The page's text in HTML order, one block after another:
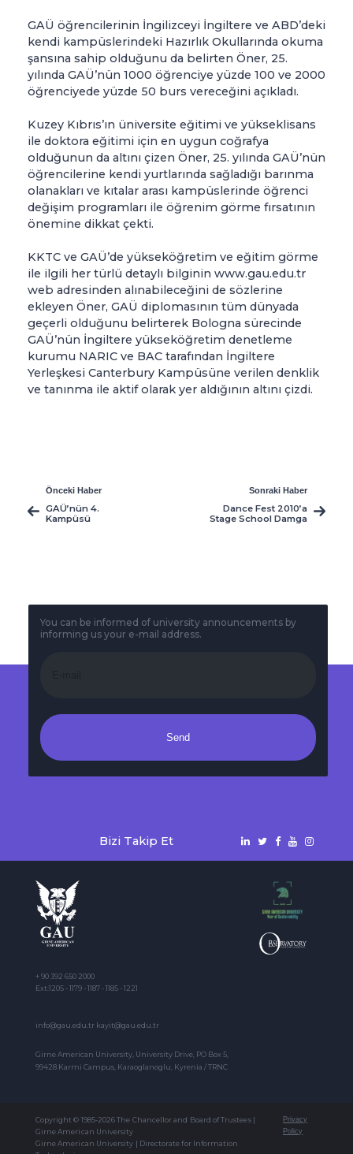
GAÜ öğrencilerinin İngilizceyi İngiltere ve ABD’deki
kendi kampüslerindeki Hazırlık Okullarında okuma
şansına sahip olduğunu da belirten Öner, 25.
yılında GAÜ’nün 1000 öğrenciye yüzde 100 ve 2000
öğrenciyede yüzde 50 burs vereceğini açıkladı.
Kuzey Kıbrıs’ın üniversite eğitimi ve yükseklisans
ile doktora eğitimi için en uygun coğrafya
olduğunun da altını çizen Öner, 25. yılında GAÜ’nün
öğrencilerine kendi yurtlarında sağladığı barınma
olanakları ve kıtalar arası kampüslerinde öğrenci
değişim programları ile öğrenim görme fırsatının
önemine dikkat çekti.
KKTC ve GAÜ’de yükseköğretim ve eğitim görme
ile ilgili her türlü detaylı bilginin www.gau.edu.tr
web adresinden alınabileceğini de sözlerine
ekleyen Öner, GAÜ diplomasının tüm dünyada
geçerli olduğunu belirterek Bologna sürecinde
GAÜ’nün İngiltere yükseköğretim denetleme
kurumu NARIC ve BAC tarafından İngiltere
Yerleşkesi Canterbury Kampüsüne verilen denklik
ve tanınma ile aktif olarak yer aldığının altını çizdi.
Önceki Haber
GAÜ’nün 4.
Kampüsü
Sonraki Haber
Dance Fest 2010’a
Stage School Damga
You can be informed of university announcements by
informing us your e-mail address.
Send
Bizi Takip Et
+ 90 392 650 2000
Ext:1205 - 1179 - 1187 - 1185 - 1221
info@gau.edu.tr kayit@gau.edu.tr
Girne American University, University Drive, PO Box 5,
99428 Karmi Campus, Karaoglanoglu, Kyrenia / TRNC
Copyright © 1985-2026 The Chancellor and Board of Trustees |
Girne American University
Girne American University | Directorate for Information
Privacy
Policy